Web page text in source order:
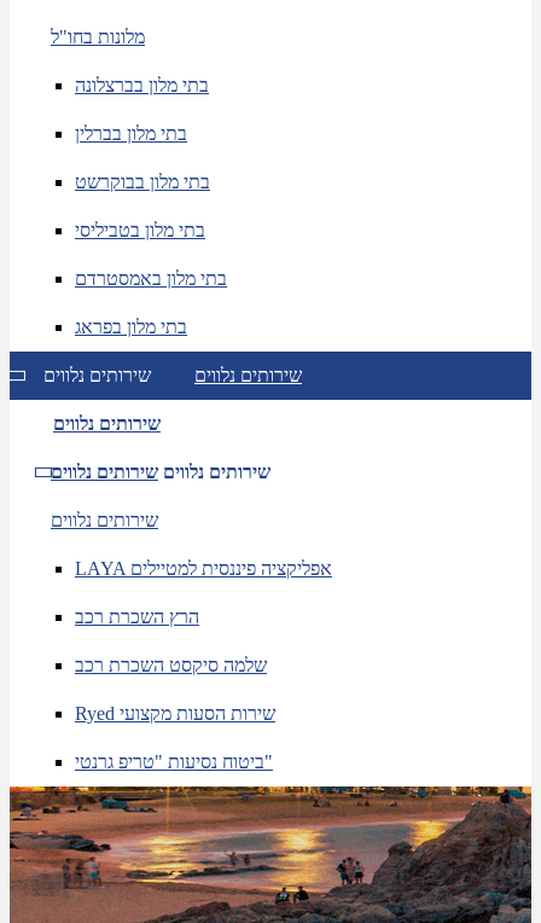
מלונות בחו"ל
בתי מלון בברצלונה
בתי מלון בברלין
בתי מלון בבוקרשט
בתי מלון בטביליסי
בתי מלון באמסטרדם
בתי מלון בפראג
שירותים נלווים שירותים נלווים
שירותים נלווים
שירותים נלווים שירותים נלווים
שירותים נלווים
LAYA אפליקציה פיננסית למטיילים
הרץ השכרת רכב
שלמה סיקסט השכרת רכב
Ryed שירות הסעות מקצועי
ביטוח נסיעות "טריפ גרנטי"